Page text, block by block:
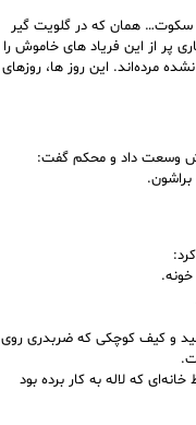
سکوت… همان که در گلویت گیر
پر از این فریاد های خاموش را
مرده‌اند. این روز ها، روزهای
وسعت داد و محکم گفت:
و کیف کوچکی که ضربدری روی
که لاله به کار برده بود